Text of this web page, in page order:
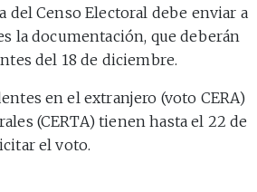
del Censo Electoral debe enviar a
la documentación, que deberán
del 18 de diciembre.
en el extranjero (voto CERA)
(CERTA) tienen hasta el 22 de
el voto.